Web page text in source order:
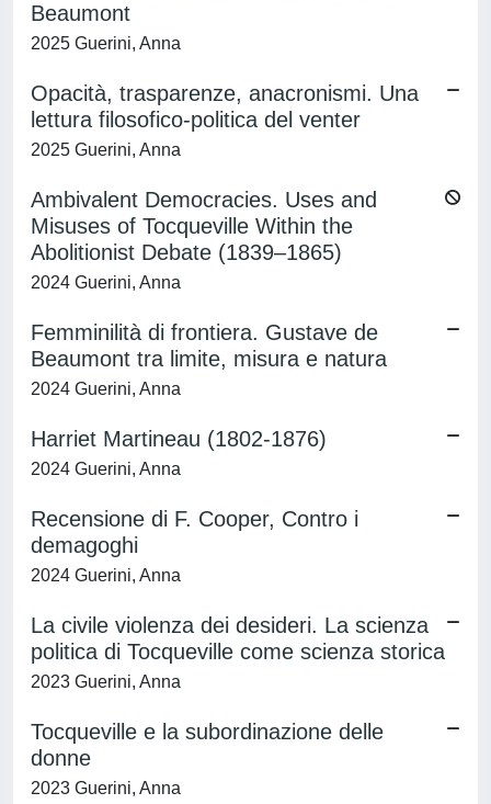
Beaumont
2025 Guerini, Anna
Opacità, trasparenze, anacronismi. Una
lettura filosofico-politica del venter
2025 Guerini, Anna
Ambivalent Democracies. Uses and
Misuses of Tocqueville Within the
Abolitionist Debate (1839–1865)
2024 Guerini, Anna
Femminilità di frontiera. Gustave de
Beaumont tra limite, misura e natura
2024 Guerini, Anna
Harriet Martineau (1802-1876)
2024 Guerini, Anna
Recensione di F. Cooper, Contro i
demagoghi
2024 Guerini, Anna
La civile violenza dei desideri. La scienza
politica di Tocqueville come scienza storica
2023 Guerini, Anna
Tocqueville e la subordinazione delle
donne
2023 Guerini, Anna